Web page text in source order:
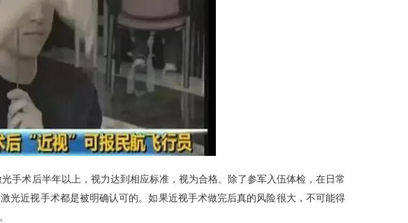
手术后半年以上，视力达到相应标准，视为合格。除了参军入伍体检，在日常
光近视手术都是被明确认可的。如果近视手术做完后真的风险很大，不可能得